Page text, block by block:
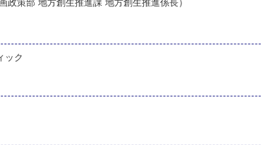
策部 地方創生推進課 地方創生推進係長）
ック